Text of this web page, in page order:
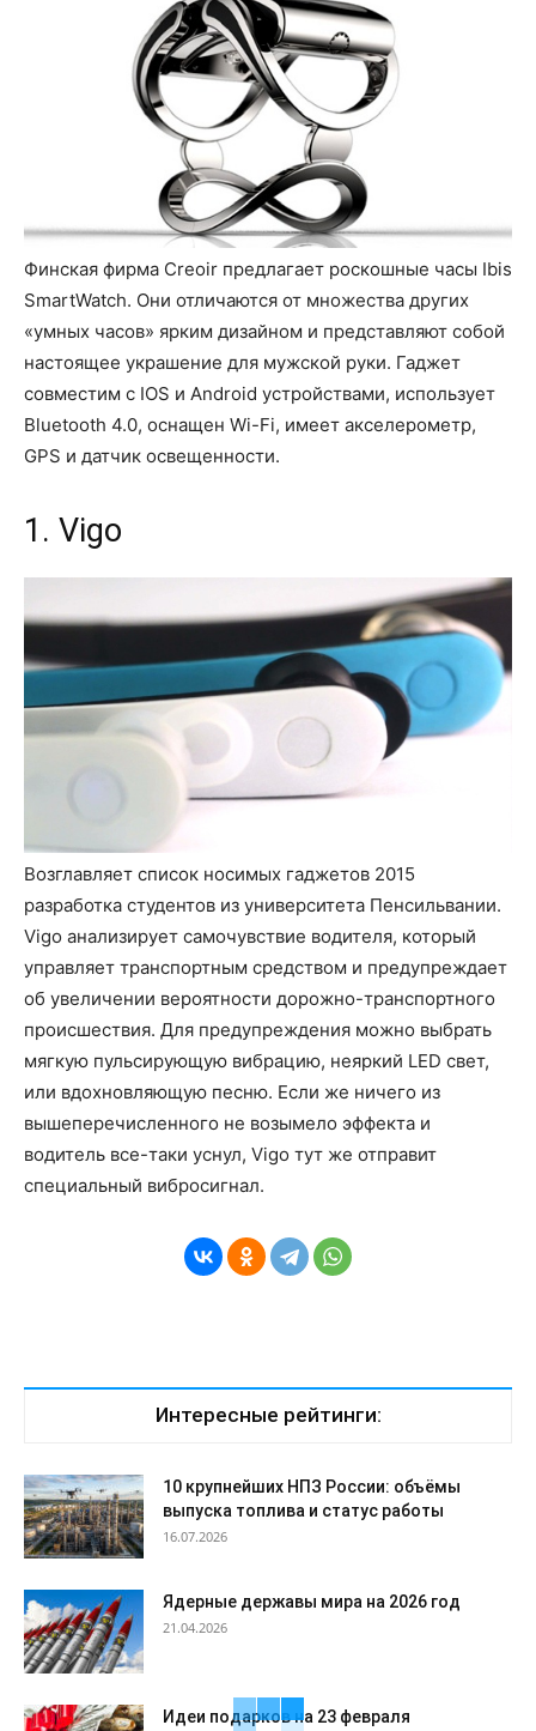
Финская фирма Creoir предлагает роскошные часы Ibis
SmartWatch. Они отличаются от множества других
«умных часов» ярким дизайном и представляют собой
настоящее украшение для мужской руки. Гаджет
совместим с IOS и Android устройствами, использует
Bluetooth 4.0, оснащен Wi-Fi, имеет акселерометр,
GPS и датчик освещенности.
1. Vigo
Возглавляет список носимых гаджетов 2015
разработка студентов из университета Пенсильвании.
Vigo анализирует самочувствие водителя, который
управляет транспортным средством и предупреждает
об увеличении вероятности дорожно-транспортного
происшествия. Для предупреждения можно выбрать
мягкую пульсирующую вибрацию, неяркий LED свет,
или вдохновляющую песню. Если же ничего из
вышеперечисленного не возымело эффекта и
водитель все-таки уснул, Vigo тут же отправит
специальный вибросигнал.
Интересные рейтинги:
10 крупнейших НПЗ России: объёмы
выпуска топлива и статус работы
16.07.2026
Ядерные державы мира на 2026 год
21.04.2026
Идеи подарков на 23 февраля